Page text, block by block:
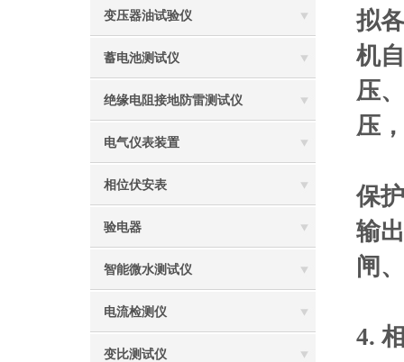
变压器油试验仪
蓄电池测试仪
绝缘电阻接地防雷测试仪
电气仪表装置
相位伏安表
验电器
智能微水测试仪
电流检测仪
变比测试仪
拟
机
压
压
保
输
闸
4.